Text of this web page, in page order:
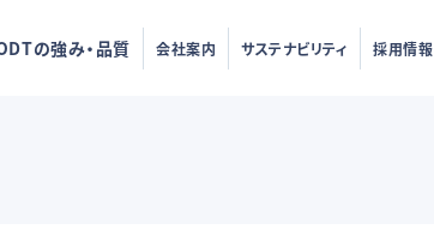
の強み・品質 会社案内 サステナビリティ 採用情報